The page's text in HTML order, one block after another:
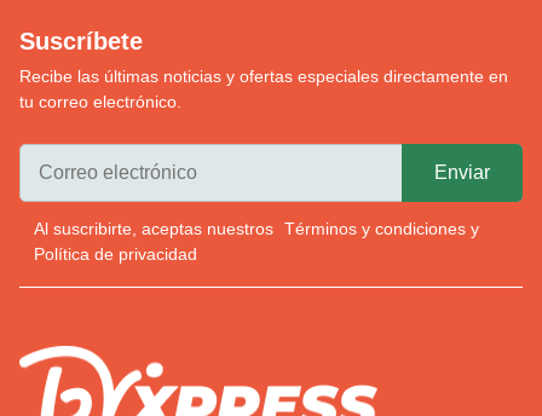
Suscríbete
Recibe las últimas noticias y ofertas especiales directamente en
tu correo electrónico.
Al suscribirte, aceptas nuestros Términos y condiciones y
Política de privacidad